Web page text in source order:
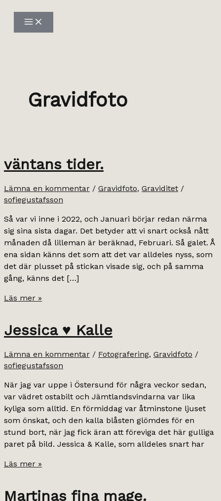
innehåll
Gravidfoto
väntans tider.
Lämna en kommentar / Gravidfoto, Graviditet /
sofiegustafsson
Så var vi inne i 2022, och Januari börjar redan närma
sig sina sista dagar. Det betyder att vi snart också nått
månaden då lilleman är beräknad, Februari. Så galet. Å
ena sidan känns det som att det var alldeles nyss, som
det där plusset på stickan visade sig, och på samma
gång, känns det […]
väntans
Läs mer »
Jessica ♥ Kalle
Lämna en kommentar / Fotografering, Gravidfoto /
sofiegustafsson
När jag var uppe i Östersund för några veckor sedan,
var vädret ostabilt och Jämtlandsvindarna var lika
kyliga som alltid. En förmiddag var åtminstone ljuset
som önskat, och den kalla blåsten glömdes för en
stund bort, när jag fick äran att föreviga det här gulliga
paret på bild. Jessica & Kalle, som alldeles snart har
Jessica
Läs mer »
Martinas fina mage.